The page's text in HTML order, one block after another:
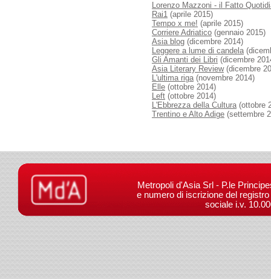
Lorenzo Mazzoni - il Fatto
Rai1 (aprile 2015)
Tempo x me! (aprile 2015)
Corriere Adriatico (gennaio 2015)
Asia blog (dicembre 2014)
Leggere a lume di candela
Gli Amanti dei Libri (dicembre
Asia Literary Review(dicembre
L'ultima riga(novembre 2014)
Elle (ottobre 2014)
Left (ottobre 2014)
L'Ebbrezza della Cultura(ottobre
Trentino e Alto Adige (settembre
Metropoli d'Asia Srl - P.le
e numero di iscrizione del
sociale i.v.